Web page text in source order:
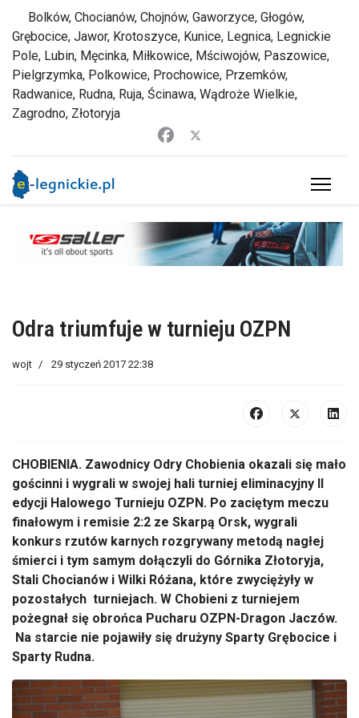
Bolków, Chocianów, Chojnów, Gaworzyce, Głogów,
Grębocice, Jawor, Krotoszyce, Kunice, Legnica, Legnickie
Pole, Lubin, Męcinka, Miłkowice, Mściwojów, Paszowice,
Pielgrzymka, Polkowice, Prochowice, Przemków,
Radwanice, Rudna, Ruja, Ścinawa, Wądroże Wielkie,
Zagrodno, Złotoryja
Odra triumfuje w turnieju OZPN
wojt 29 styczeń 2017 22:38
CHOBIENIA. Zawodnicy Odry Chobienia okazali się mało
gościnni i wygrali w swojej hali turniej eliminacyjny II
edycji Halowego Turnieju OZPN. Po zaciętym meczu
finałowym i remisie 2:2 ze Skarpą Orsk, wygrali
konkurs rzutów karnych rozgrywany metodą nagłej
śmierci i tym samym dołączyli do Górnika Złotoryja,
Stali Chocianów i Wilki Róźana, które zwyciężyły w
pozostałych turniejach. W Chobieni z turniejem
pożegnał się obrońca Pucharu OZPN-Dragon Jaczów.
Na starcie nie pojawiły się drużyny Sparty Grębocice i
Sparty Rudna.